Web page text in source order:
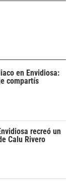
en Envidiosa:
compartís
recreó un
Calu Rivero